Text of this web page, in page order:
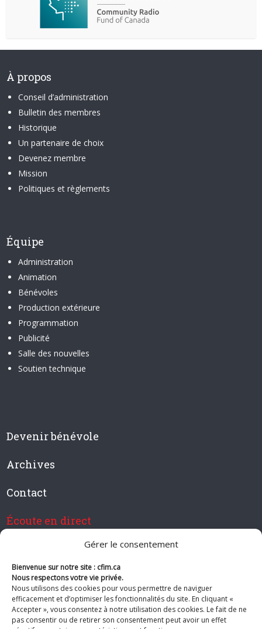
Gérer le consentement
Bienvenue sur notre site : cfim.ca
Nous respectons votre vie privée.
Nous utilisons des cookies pour vous permettre de naviguer
efficacement et d’optimiser les fonctionnalités du site. En cliquant «
Accepter », vous consentez à notre utilisation des cookies. Le fait de ne
pas consentir ou de retirer son consentement peut avoir un effet
À propos
Conseil d’administration
Bulletin des membres
Historique
Un partenaire de choix
Devenez membre
Mission
Politiques et règlements
Équipe
Administration
Animation
Bénévoles
Production extérieure
Programmation
Publicité
Salle des nouvelles
Soutien technique
Devenir bénévole
Archives
Contact
Écoute en direct
Devenir membre de CFIM